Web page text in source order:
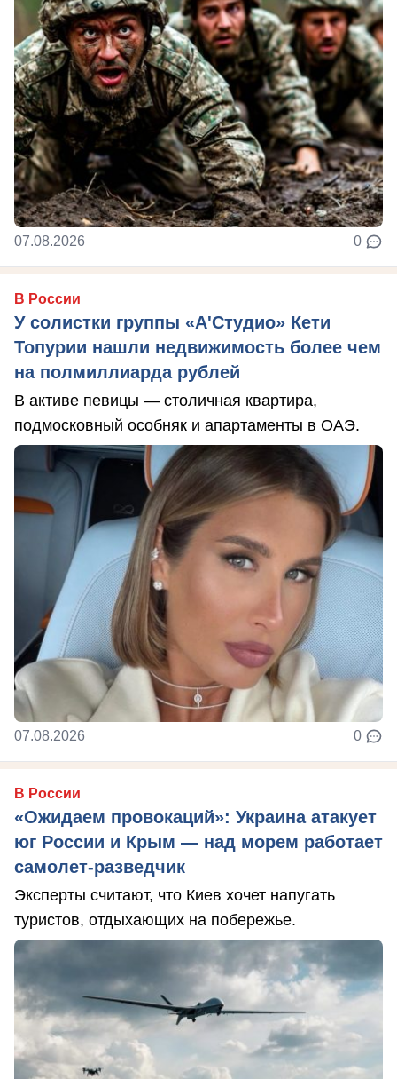
07.08.2026 0
В России
У солистки группы «А'Студио» Кети
Топурии нашли недвижимость более чем
на полмиллиарда рублей
В активе певицы — столичная квартира,
подмосковный особняк и апартаменты в ОАЭ.
07.08.2026 0
В России
«Ожидаем провокаций»: Украина атакует
юг России и Крым — над морем работает
самолет-разведчик
Эксперты считают, что Киев хочет напугать
туристов, отдыхающих на побережье.